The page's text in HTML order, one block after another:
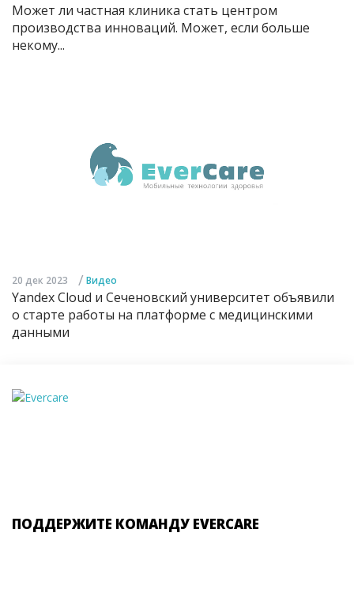
Может ли частная клиника стать центром
производства инноваций. Может, если больше
некому...
20 дек 2023 / Видео
Yandex Cloud и Сеченовский университет объявили
о старте работы на платформе с медицинскими
данными
ПОДДЕРЖИТЕ КОМАНДУ EVERCARE